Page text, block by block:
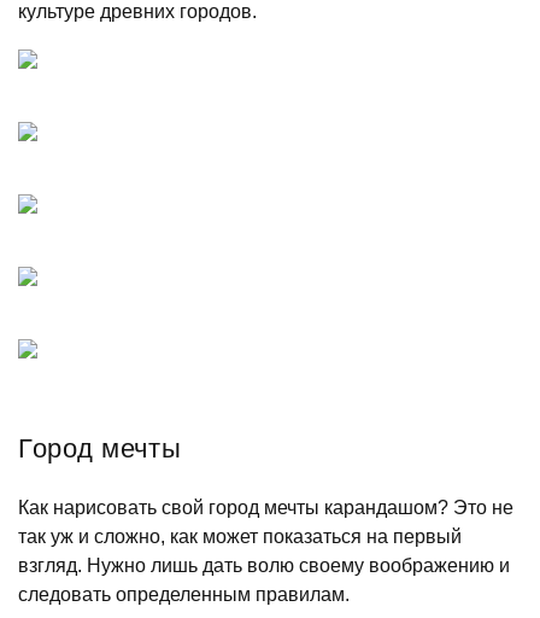
культуре древних городов.
Город мечты
Как нарисовать свой город мечты карандашом? Это не
так уж и сложно, как может показаться на первый
взгляд. Нужно лишь дать волю своему воображению и
следовать определенным правилам.